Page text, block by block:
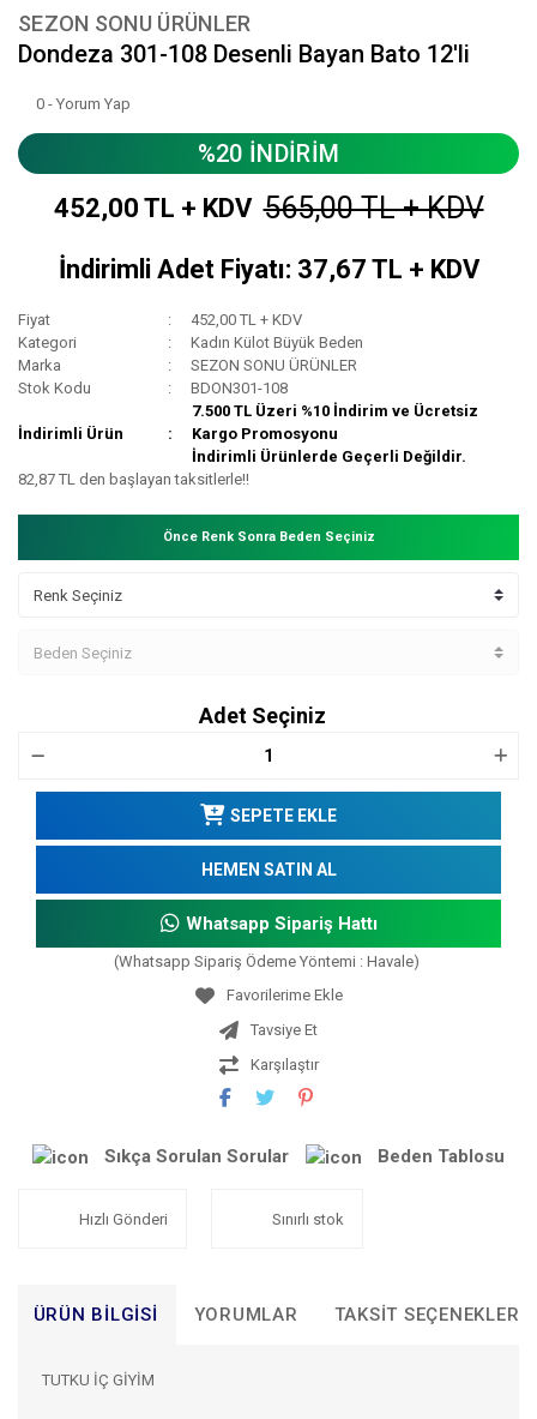
SEZON SONU ÜRÜNLER
Dondeza 301-108 Desenli Bayan Bato 12'li
0 - Yorum Yap
%20 İNDİRİM
452,00 TL + KDV 565,00 TL + KDV
İndirimli Adet Fiyatı: 37,67 TL + KDV
Fiyat
452,00 TL + KDV
Kategori
Kadın Külot Büyük Beden
Marka
SEZON SONU ÜRÜNLER
Stok Kodu
BDON301-108
İndirimli Ürün
7.500 TL Üzeri %10 İndirim ve Ücretsiz
Kargo Promosyonu
İndirimli Ürünlerde Geçerli Değildir.
82,87 TL den başlayan taksitlerle!!
Önce Renk Sonra Beden Seçiniz
Adet Seçiniz
SEPETE EKLE
HEMEN SATIN AL
Whatsapp Sipariş Hattı
(Whatsapp Sipariş Ödeme Yöntemi : Havale)
Tavsiye Et
Karşılaştır
Sıkça Sorulan Sorular Beden Tablosu
Hızlı Gönderi Sınırlı stok
ÜRÜN BILGISI YORUMLAR TAKSIT SEÇENEKLERI
TUTKU İÇ GİYİM